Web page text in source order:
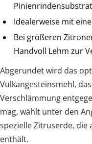
Pinienrindensubstrat
Idealerweise mit
Bei größeren
Handvoll Lehm zur
Abgerundet wird das
Vulkangesteinsmehl,
Verschlämmung
mag, wählt unter den
spezielle Zitruserde, die
enthält.